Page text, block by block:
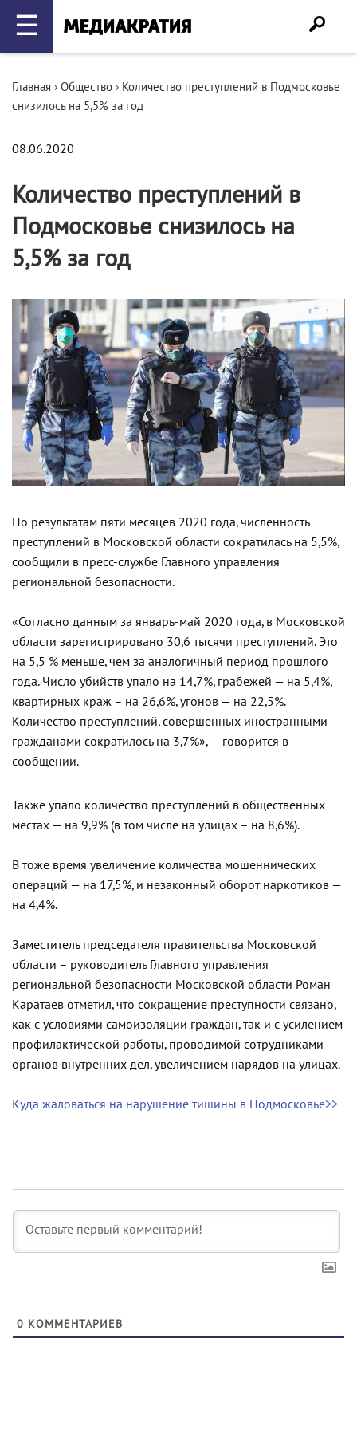
☰
Главная › Общество › Количество преступлений в Подмосковье
снизилось на 5,5% за год
08.06.2020
Количество преступлений в
Подмосковье снизилось на
5,5% за год
По результатам пяти месяцев 2020 года, численность
преступлений в Московской области сократилась на 5,5%,
сообщили в пресс-службе Главного управления
региональной безопасности.
«Согласно данным за январь-май 2020 года, в Московской
области зарегистрировано 30,6 тысячи преступлений. Это
на 5,5 % меньше, чем за аналогичный период прошлого
года. Число убийств упало на 14,7%, грабежей — на 5,4%,
квартирных краж – на 26,6%, угонов — на 22,5%.
Количество преступлений, совершенных иностранными
гражданами сократилось на 3,7%», — говорится в
сообщении.
Также упало количество преступлений в общественных
местах — на 9,9% (в том числе на улицах – на 8,6%).
В тоже время увеличение количества мошеннических
операций — на 17,5%, и незаконный оборот наркотиков —
на 4,4%.
Заместитель председателя правительства Московской
области – руководитель Главного управления
региональной безопасности Московской области Роман
Каратаев отметил, что сокращение преступности связано,
как с условиями самоизоляции граждан, так и с усилением
профилактической работы, проводимой сотрудниками
органов внутренних дел, увеличением нарядов на улицах.
Куда жаловаться на нарушение тишины в Подмосковье>>
0 КОММЕНТАРИЕВ